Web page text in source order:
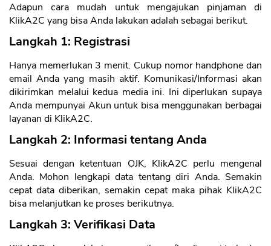
Adapun cara mudah untuk mengajukan pinjaman di
KlikA2C yang bisa Anda lakukan adalah sebagai berikut.
Langkah 1: Registrasi
Hanya memerlukan 3 menit. Cukup nomor handphone dan
email Anda yang masih aktif. Komunikasi/Informasi akan
dikirimkan melalui kedua media ini. Ini diperlukan supaya
Anda mempunyai Akun untuk bisa menggunakan berbagai
layanan di KlikA2C.
Langkah 2: Informasi tentang Anda
Sesuai dengan ketentuan OJK, KlikA2C perlu mengenal
Anda. Mohon lengkapi data tentang diri Anda. Semakin
cepat data diberikan, semakin cepat maka pihak KlikA2C
bisa melanjutkan ke proses berikutnya.
Langkah 3: Verifikasi Data